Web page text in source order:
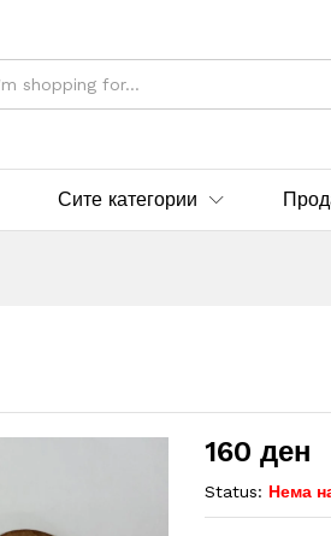
Сите категории
160ден
Status: Нема